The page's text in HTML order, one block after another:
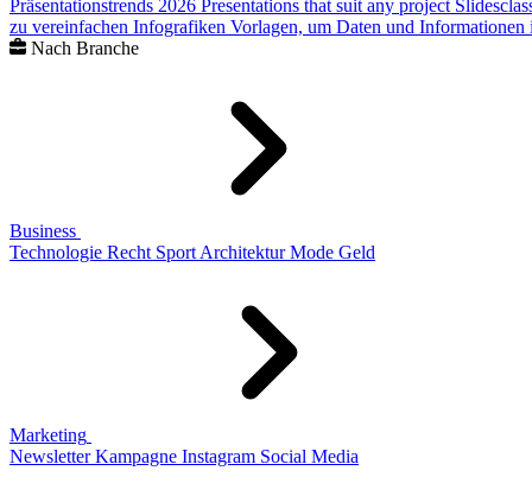
Präsentationstrends 2026 Presentations that suit any project
zu vereinfachen Infografiken Vorlagen, um Daten und
Nach Branche
Business
Technologie Recht Sport Architektur Mode Geld
Marketing
Newsletter Kampagne Instagram Social Media